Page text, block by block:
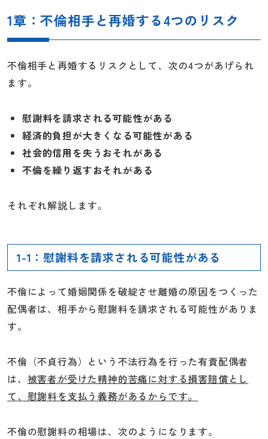
1章：不倫相手と再婚する4つのリスク
不倫相手と再婚するリスクとして、次の4つがあげられ
ます。
慰謝料を請求される可能性がある
経済的負担が大きくなる可能性がある
社会的信用を失うおそれがある
不倫を繰り返すおそれがある
それぞれ解説します。
1-1：慰謝料を請求される可能性がある
不倫によって婚姻関係を破綻させ離婚の原因をつくった
配偶者は、相手から慰謝料を請求される可能性がありま
す。
不倫（不貞行為）という不法行為を行った有責配偶者
は、 被害者が受けた精神的苦痛に対する損害賠償とし
て、慰謝料を支払う義務があるからです。
不倫の慰謝料の相場は、次のようになります。